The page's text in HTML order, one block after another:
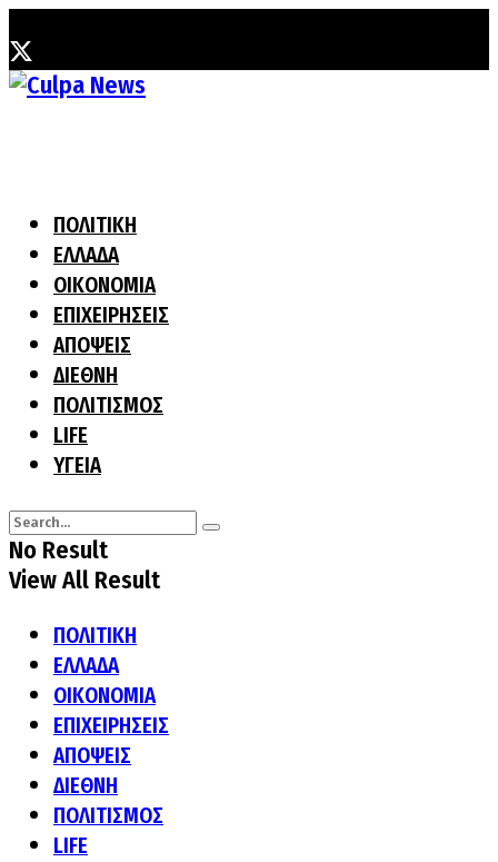
ΠΟΛΙΤΙΚΗ
ΕΛΛΑΔΑ
ΟΙΚΟΝΟΜΙΑ
ΕΠΙΧΕΙΡΗΣΕΙΣ
ΑΠΟΨΕΙΣ
ΔΙΕΘΝΗ
ΠΟΛΙΤΙΣΜΟΣ
LIFE
ΥΓΕΙΑ
No Result
View All Result
ΠΟΛΙΤΙΚΗ
ΕΛΛΑΔΑ
ΟΙΚΟΝΟΜΙΑ
ΕΠΙΧΕΙΡΗΣΕΙΣ
ΑΠΟΨΕΙΣ
ΔΙΕΘΝΗ
ΠΟΛΙΤΙΣΜΟΣ
LIFE